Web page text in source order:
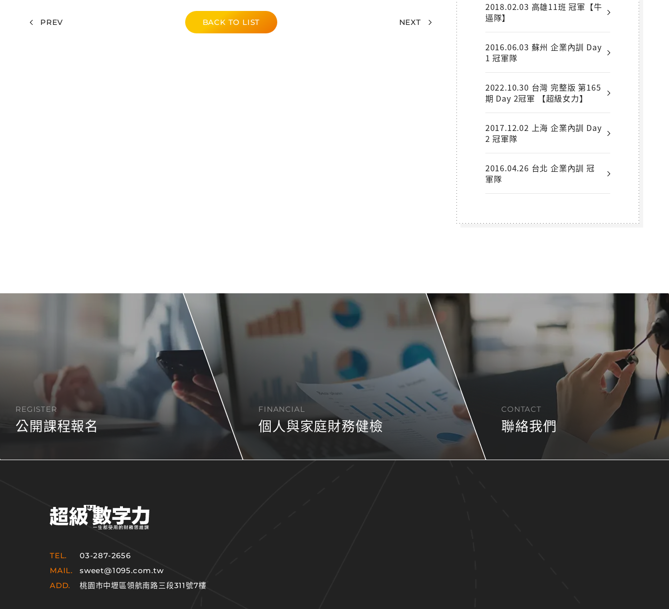
PREV BACK TO LIST NEXT
2018.02.03 高雄11班 冠軍【牛
逼隊】
2016.06.03 蘇州 企業內訓 Day
1 冠軍隊
2022.10.30 台灣 完整版 第165
期 Day 2冠軍 【超級女力】
2017.12.02 上海 企業內訓 Day
2 冠軍隊
2016.04.26 台北 企業內訓 冠
軍隊
REGISTER
公開課程報名
FINANCIAL
個人與家庭財務健檢
CONTACT
聯絡我們
TEL.
03-287-2656
MAIL.
sweet@1095.com.tw
ADD.
桃園市中壢區領航南路三段311號7樓